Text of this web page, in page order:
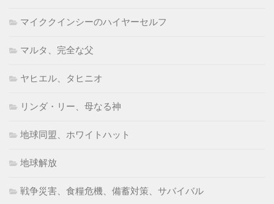
マイククインシーのハイヤーセルフ
マルタ、完全な父
ヤヒエル、タヒニオ
リンダ・リー、母なる神
地球同盟、ホワイトハット
地球解放
戦争災害、食糧危機、備蓄対策、サバイバル